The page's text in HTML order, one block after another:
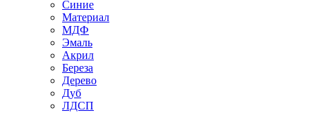
Синие
Материал
МДФ
Эмаль
Акрил
Береза
Дерево
Дуб
ЛДСП